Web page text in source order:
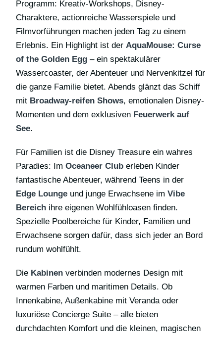
Programm: Kreativ-Workshops, Disney-
Charaktere, actionreiche Wasserspiele und
Filmvorführungen machen jeden Tag zu einem
Erlebnis. Ein Highlight ist derAquaMouse: Curse
of the Golden Egg – ein spektakulärer
Wassercoaster, der Abenteuer und Nervenkitzel für
die ganze Familie bietet. Abends glänzt das Schiff
mit Broadway-reifen Shows, emotionalen Disney-
Momenten und dem exklusiven Feuerwerk auf
See.
Für Familien ist die Disney Treasure ein wahres
Paradies: ImOceaneer Club erleben Kinder
fantastische Abenteuer, während Teens in der
Edge Lounge und junge Erwachsene imVibe
Bereich ihre eigenen Wohlfühloasen finden.
Spezielle Poolbereiche für Kinder, Familien und
Erwachsene sorgen dafür, dass sich jeder an Bord
rundum wohlfühlt.
Die Kabinen verbinden modernes Design mit
warmen Farben und maritimen Details. Ob
Innenkabine, Außenkabine mit Veranda oder
luxuriöse Concierge Suite – alle bieten
durchdachten Komfort und die kleinen, magischen